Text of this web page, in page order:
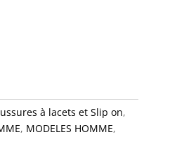
à lacets et Slip on,
, MODELES HOMME,